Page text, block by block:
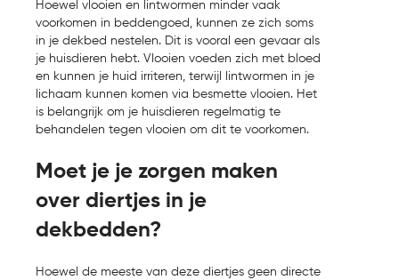
Hoewel vlooien en lintwormen minder vaak
voorkomen in beddengoed, kunnen ze zich soms
in je dekbed nestelen. Dit is vooral een gevaar als
je huisdieren hebt. Vlooien voeden zich met bloed
en kunnen je huid irriteren, terwijl lintwormen in je
lichaam kunnen komen via besmette vlooien. Het
is belangrijk om je huisdieren regelmatig te
behandelen tegen vlooien om dit te voorkomen.
Moet je je zorgen maken
over diertjes in je
dekbedden?
Hoewel de meeste van deze diertjes geen directe